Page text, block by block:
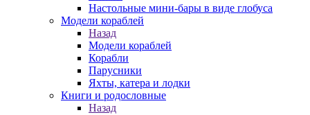
Настольные мини-бары в виде глобуса
Модели кораблей
Назад
Модели кораблей
Корабли
Парусники
Яхты, катера и лодки
Книги и родословные
Назад